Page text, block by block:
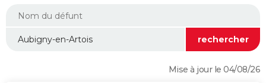
Forum
Aménagement intérieur
Extérieur
Cuisine
Salle de bains
Jardinage
Rangement
WEEK-END
Guides de France
Escapades
Patrimoine
Expositions
Musées
Week-end nature
LIFESTYLE
Mise à jour le 04/08/26